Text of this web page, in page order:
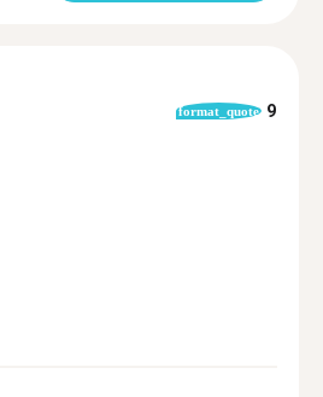
format_quote 9